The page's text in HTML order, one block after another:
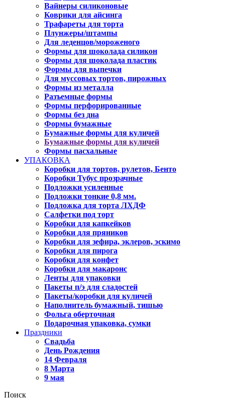
Вайнеры силиконовые
Коврики для айсинга
Трафареты для торта
Плунжеры/штампы
Для леденцов/мороженого
Формы для шоколада силикон
Формы для шоколада пластик
Формы для выпечки
Для муссовых тортов, пирожных
Формы из металла
Разъемные формы
Формы перфорированные
Формы без дна
Формы бумажные
Бумажные формы для куличей
Бумажные формы для куличей
Формы пасхальные
УПАКОВКА
Коробки для тортов, рулетов, Бенто
Коробки Тубус прозрачные
Подложки усиленные
Подложки тонкие 0,8 мм.
Подложка для торта ЛХДФ
Салфетки под торт
Коробки для капкейков
Коробки для пряников
Коробки для зефира, эклеров, эскимо
Коробки для пирога
Коробки для конфет
Коробки для макаронс
Ленты для упаковки
Пакеты п/э для сладостей
Пакеты/коробки для куличей
Наполнитель бумажный, тишью
Фольга оберточная
Подарочная упаковка, сумки
Праздники
Свадьба
День Рождения
14 Февраля
8 Марта
9 мая
Поиск